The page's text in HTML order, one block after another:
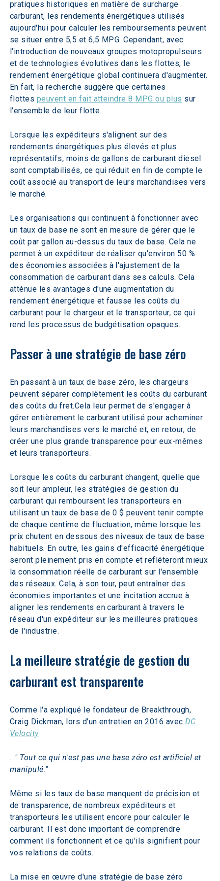
pratiques historiques en matière de surcharge
carburant, les rendements énergétiques utilisés
aujourd'hui pour calculer les remboursements peuvent
se situer entre 5,5 et 6,5 MPG. Cependant, avec
l'introduction de nouveaux groupes motopropulseurs
et de technologies évolutives dans les flottes, le
rendement énergétique global continuera d'augmenter.
En fait, la recherche suggère que certaines
flottes peuvent en fait atteindre 8 MPG ou plus sur
l'ensemble de leur flotte.
Lorsque les expéditeurs s'alignent sur des
rendements énergétiques plus élevés et plus
représentatifs, moins de gallons de carburant diesel
sont comptabilisés, ce qui réduit en fin de compte le
coût associé au transport de leurs marchandises vers
le marché.
Les organisations qui continuent à fonctionner avec
un taux de base ne sont en mesure de gérer que le
coût par gallon au-dessus du taux de base. Cela ne
permet à un expéditeur de réaliser qu'environ 50 %
des économies associées à l'ajustement de la
consommation de carburant dans ses calculs. Cela
atténue les avantages d'une augmentation du
rendement énergétique et fausse les coûts du
carburant pour le chargeur et le transporteur, ce qui
rend les processus de budgétisation opaques.
Passer à une stratégie de base zéro
En passant à un taux de base zéro, les chargeurs
peuvent séparer complètement les coûts du carburant
des coûts du fret.Cela leur permet de s'engager à
gérer entièrement le carburant utilisé pour acheminer
leurs marchandises vers le marché et, en retour, de
créer une plus grande transparence pour eux-mêmes
et leurs transporteurs.
Lorsque les coûts du carburant changent, quelle que
soit leur ampleur, les stratégies de gestion du
carburant qui remboursent les transporteurs en
utilisant un taux de base de 0 $ peuvent tenir compte
de chaque centime de fluctuation, même lorsque les
prix chutent en dessous des niveaux de taux de base
habituels. En outre, les gains d'efficacité énergétique
seront pleinement pris en compte et refléteront mieux
la consommation réelle de carburant sur l'ensemble
des réseaux. Cela, à son tour, peut entraîner des
économies importantes et une incitation accrue à
aligner les rendements en carburant à travers le
réseau d'un expéditeur sur les meilleures pratiques
de l'industrie.
La meilleure stratégie de gestion du
carburant est transparente
Comme l'a expliqué le fondateur de Breakthrough,
Craig Dickman, lors d'un entretien en 2016 avec DC
Velocity
..." Tout ce qui n'est pas une base zéro est artificiel et
manipulé."
Même si les taux de base manquent de précision et
de transparence, de nombreux expéditeurs et
transporteurs les utilisent encore pour calculer le
carburant. Il est donc important de comprendre
comment ils fonctionnent et ce qu'ils signifient pour
vos relations de coûts.
La mise en œuvre d'une stratégie de base zéro